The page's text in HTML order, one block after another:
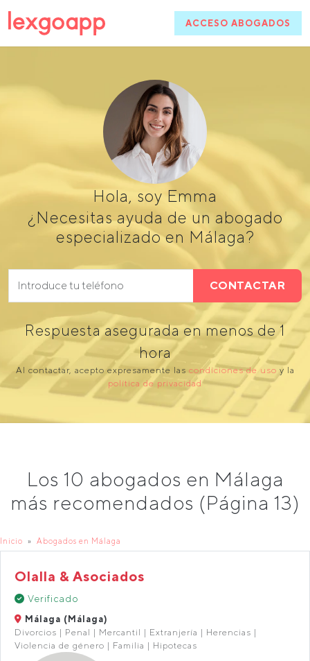
ACCESO ABOGADOS
Hola, soy Emma
¿Necesitas ayuda de un abogado
especializado en Málaga?
CONTACTAR
Respuesta asegurada en menos de 1
hora
Al contactar, acepto expresamente las condiciones de uso y la
política de privacidad
Los 10 abogados en Málaga
más recomendados (Página 13)
Inicio Abogados en Málaga
Olalla & Asociados
Verificado
Málaga (Málaga)
Divorcios | Penal | Mercantil | Extranjería | Herencias |
Violencia de género | Familia | Hipotecas